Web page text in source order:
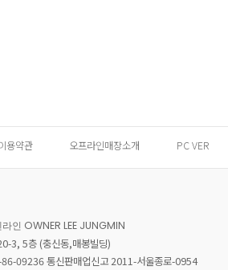
용약관 오프라인매장소개 PC VER
인 OWNER LEE JUNGMIN
3, 5층 (충신동,매봉빌딩)
09236 통신판매업신고 2011-서울종로-0954